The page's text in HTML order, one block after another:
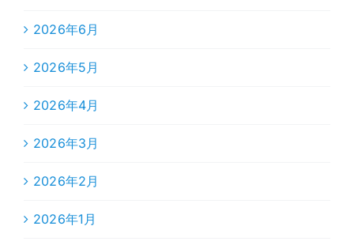
2026年6月
2026年5月
2026年4月
2026年3月
2026年2月
2026年1月